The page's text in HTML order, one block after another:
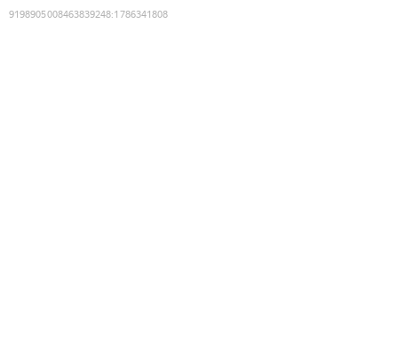
9198905008463839248:1786341808